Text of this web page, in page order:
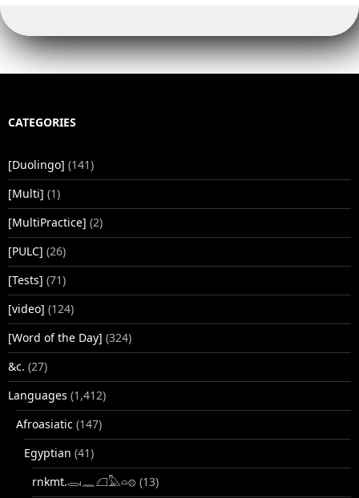
CATEGORIES
[Duolingo] (141)
[Multi] (1)
[MultiPractice] (2)
[PULC] (26)
[Tests] (71)
[video] (124)
[Word of the Day] (324)
&c. (27)
Languages (1,412)
Afroasiatic (147)
Egyptian (41)
rnkmt.𓂋𓏺𓈖𓆎𓅓𓏏𓊖 (13)